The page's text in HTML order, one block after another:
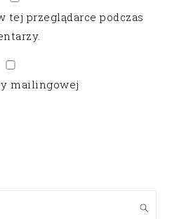
tej przeglądarce podczas
mailingowej